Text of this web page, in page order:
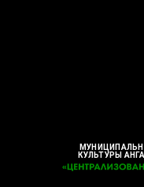
КУЛЬТУРЫ